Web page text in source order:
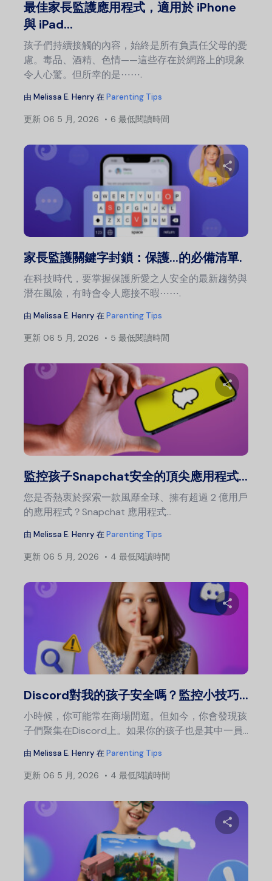
最佳家長監護應用程式，適用於 iPhone
與 iPad...
孩子們持續接觸的內容，始終是所有負責任父母的憂
慮。毒品、酒精、色情——這些存在於網路上的現象
令人心驚。但所幸的是⋯⋯.
由 Melissa E. Henry 在Parenting Tips
更新 06 5 月, 2026 6 最低閱讀時間
家長監護關鍵字封鎖：保護...的必備清單.
在科技時代，要掌握保護所愛之人安全的最新趨勢與
潛在風險，有時會令人應接不暇⋯⋯.
由 Melissa E. Henry 在Parenting Tips
更新 06 5 月, 2026 5 最低閱讀時間
監控孩子Snapchat安全的頂尖應用程式...
您是否熱衷於探索一款風靡全球、擁有超過 2 億用戶
的應用程式？Snapchat 應用程式...
由 Melissa E. Henry 在Parenting Tips
更新 06 5 月, 2026 4 最低閱讀時間
Discord對我的孩子安全嗎？監控小技巧...
小時候，你可能常在商場閒逛。但如今，你會發現孩
子們聚集在Discord上。如果你的孩子也是其中一員...
由 Melissa E. Henry 在Parenting Tips
更新 06 5 月, 2026 4 最低閱讀時間